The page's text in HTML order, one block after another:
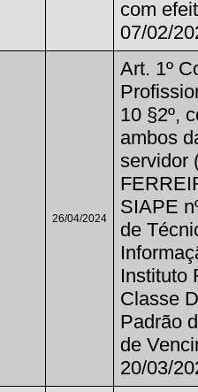
com
07/02/
26/04/2024
Art. 1º
10 §2º,
ambos
servidor
SIAPE
de
Instituto
Classe
Padrão
de
20/03/